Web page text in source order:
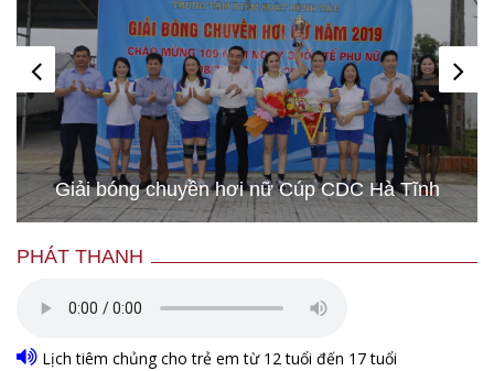
Giải bóng chuyền hơi nữ Cúp CDC Hà Tĩnh
PHÁT THANH
Lịch tiêm chủng cho trẻ em từ 12 tuổi đến 17 tuổi